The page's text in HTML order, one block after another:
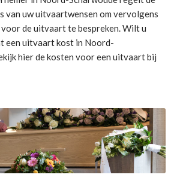
van uw uitvaartwensen om vervolgens
voor de uitvaart te bespreken. Wilt u
een uitvaart kost in Noord-
hier dekosten voor een uitvaartbij